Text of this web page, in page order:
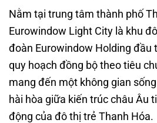
Nằm tại trung tâm thành phố
Eurowindow Light City là khu
đoàn Eurowindow Holding đầu
quy hoạch đồng bộ theo tiêu
mang đến một không gian
hài hòa giữa kiến trúc châu Âu
động của đô thị trẻ Thanh Hóa.